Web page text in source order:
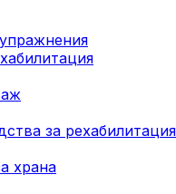
за рехабилитация
храна